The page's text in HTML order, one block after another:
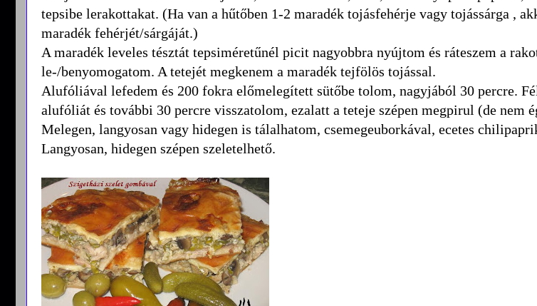
tepsibe lerakottakat. (Ha van a hűtőben 1-2 maradék tojásfehérje vagy tojássárga ,
maradék fehérjét/sárgáját.)
A maradék leveles tésztát tepsiméretűnél picit nagyobbra nyújtom és ráteszem a
le-/benyomogatom. A tetejét megkenem a maradék tejfölös tojással.
Alufóliával lefedem és 200 fokra előmelegített sütőbe tolom, nagyjából 30 percre.
alufóliát és további 30 percre visszatolom, ezalatt a teteje szépen megpirul (de nem
Melegen, langyosan vagy hidegen is tálalhatom, csemegeuborkával, ecetes
Langyosan, hidegen szépen szeletelhető.